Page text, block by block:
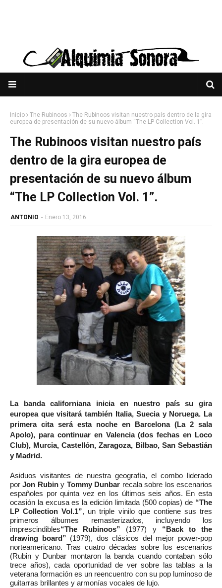
Inicio The Rubinoos
The Rubinoos visitan nuestro país dentro de la gira
europea de presentación de su nuevo álbum “The LP Collection Vol. 1”.
The Rubinoos visitan nuestro país
dentro de la gira europea de
presentación de su nuevo álbum
“The LP Collection Vol. 1”.
ANTONIO - Enero 13, 2016
La banda californiana inicia en nuestro país su gira
europea que visitará también Italia, Suecia y Noruega. La
primera cita será esta noche en Barcelona (La 2 sala
Apolo), para continuar en Valencia (dos fechas en Loco
Club), Murcia, Castellón, Zaragoza, Bilbao, San Sebastián
y Madrid.
Asiduos visitantes de nuestra geografía, el combo liderado
porJon Rubiny Tommy Dunbar recala sobre los escenarios
españoles por quinta vez en los últimos seis años. En esta
ocasión la excusa es la edición limitada (500 copias) de “The
LP Collection Vol.1”, un triple vinilo que contiene sus tres
primeros álbumes remasterizados, incluyendo los
imprescindibles“The Rubinoos” (1977) y “Back to the
drawing board” (1979), dos clásicos del mejor power-pop
norteamericano. Tras cuatro décadas sobre los escenarios
(Rubin y Dunbar montaron la banda cuando contaban sólo
trece años), cada oportunidad de ver sobre las tablas a la
veterana formación es un reencuentro con su pop luminoso de
guitarras brillantes y armonías vocales de lujo.